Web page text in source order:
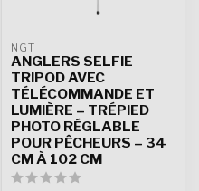
NGT
ANGLERS SELFIE
TRIPOD AVEC
TÉLÉCOMMANDE ET
LUMIÈRE – TRÉPIED
PHOTO RÉGLABLE
POUR PÊCHEURS – 34
CM À 102 CM